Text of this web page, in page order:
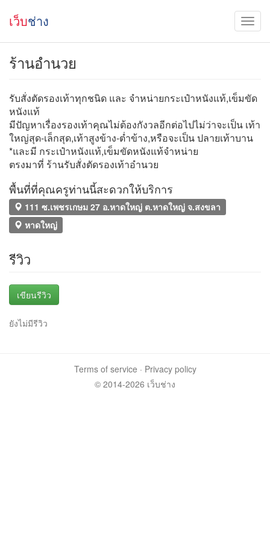
เว็บช่าง
ร้านอำนวย
รับสั่งตัดรองเท้าทุกชนิด และ จำหน่ายกระเป๋าหนังแท้,เข็มขัด
หนังแท้
มีปัญหาเรื่องรองเท้าคุณไม่ต้องกังวลอีกต่อไปไม่ว่าจะเป็น เท้า
ใหญ่สุด-เล็กสุด,เท้าสูงข้าง-ต่ำข้าง,หรือจะเป็น ปลายเท้าบาน
*และมี กระเป๋าหนังแท้,เข็มขัดหนังแท้จำหน่าย
ตรงมาที่ ร้านรับสั่งตัดรองเท้าอำนวย
พื้นที่ที่คุณครูท่านนี้สะดวกให้บริการ
111 ซ.เพชรเกษม 27 อ.หาดใหญ่ ต.หาดใหญ่ จ.สงขลา
หาดใหญ่
รีวิว
เขียนรีวิว
ยังไม่มีรีวิว
Terms of service · Privacy policy
© 2014-2026 เว็บช่าง